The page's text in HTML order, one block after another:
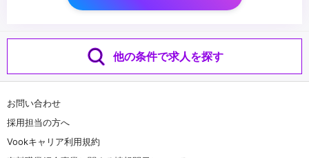
他の条件で求人を探す
お問い合わせ
採用担当の方へ
Vookキャリア利用規約